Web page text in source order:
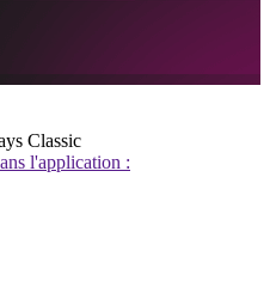
Classic
l'application :